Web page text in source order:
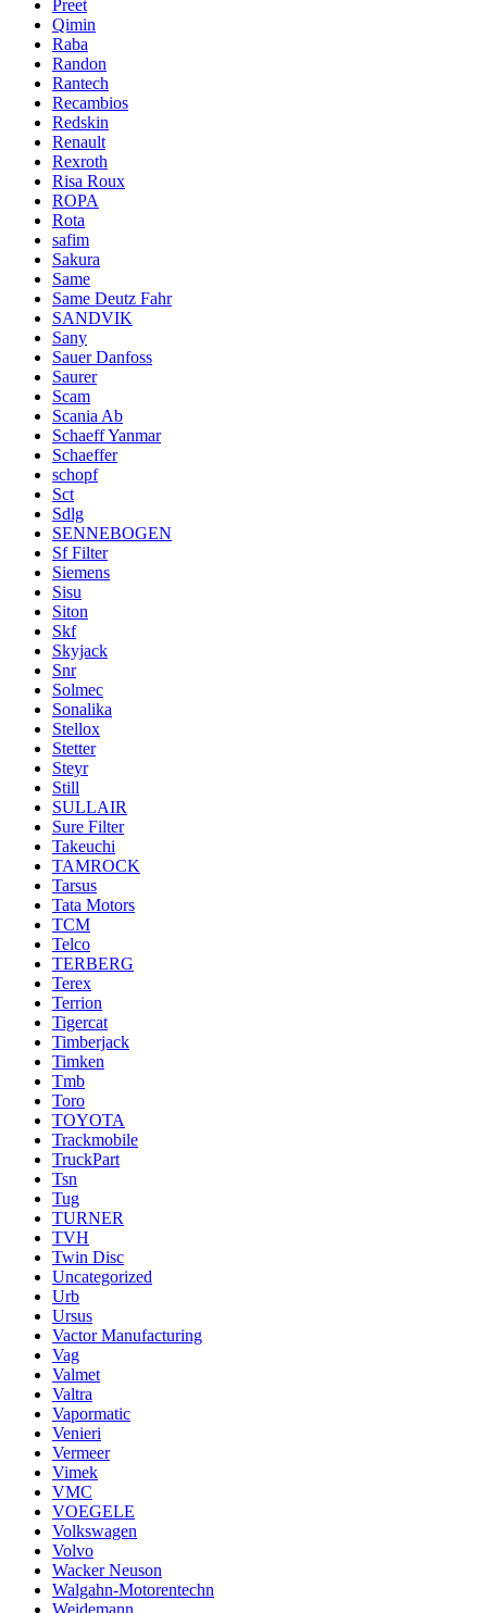
Preet
Qimin
Raba
Randon
Rantech
Recambios
Redskin
Renault
Rexroth
Risa Roux
ROPA
Rota
safim
Sakura
Same
Same Deutz Fahr
SANDVIK
Sany
Sauer Danfoss
Saurer
Scam
Scania Ab
Schaeff Yanmar
Schaeffer
schopf
Sct
Sdlg
SENNEBOGEN
Sf Filter
Siemens
Sisu
Siton
Skf
Skyjack
Snr
Solmec
Sonalika
Stellox
Stetter
Steyr
Still
SULLAIR
Sure Filter
Takeuchi
TAMROCK
Tarsus
Tata Motors
TCM
Telco
TERBERG
Terex
Terrion
Tigercat
Timberjack
Timken
Tmb
Toro
TOYOTA
Trackmobile
TruckPart
Tsn
Tug
TURNER
TVH
Twin Disc
Uncategorized
Urb
Ursus
Vactor Manufacturing
Vag
Valmet
Valtra
Vapormatic
Venieri
Vermeer
Vimek
VMC
VOEGELE
Volkswagen
Volvo
Wacker Neuson
Walgahn-Motorentechn
Weidemann